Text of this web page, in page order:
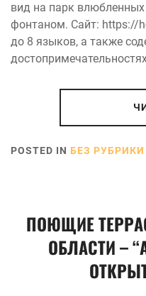
вид на парк
фонтаном. Сайт: https://
до 8 языков, а также
POSTED IN БЕЗ РУБРИКИ
ПОЮЩИЕ
ОБЛАСТИ –